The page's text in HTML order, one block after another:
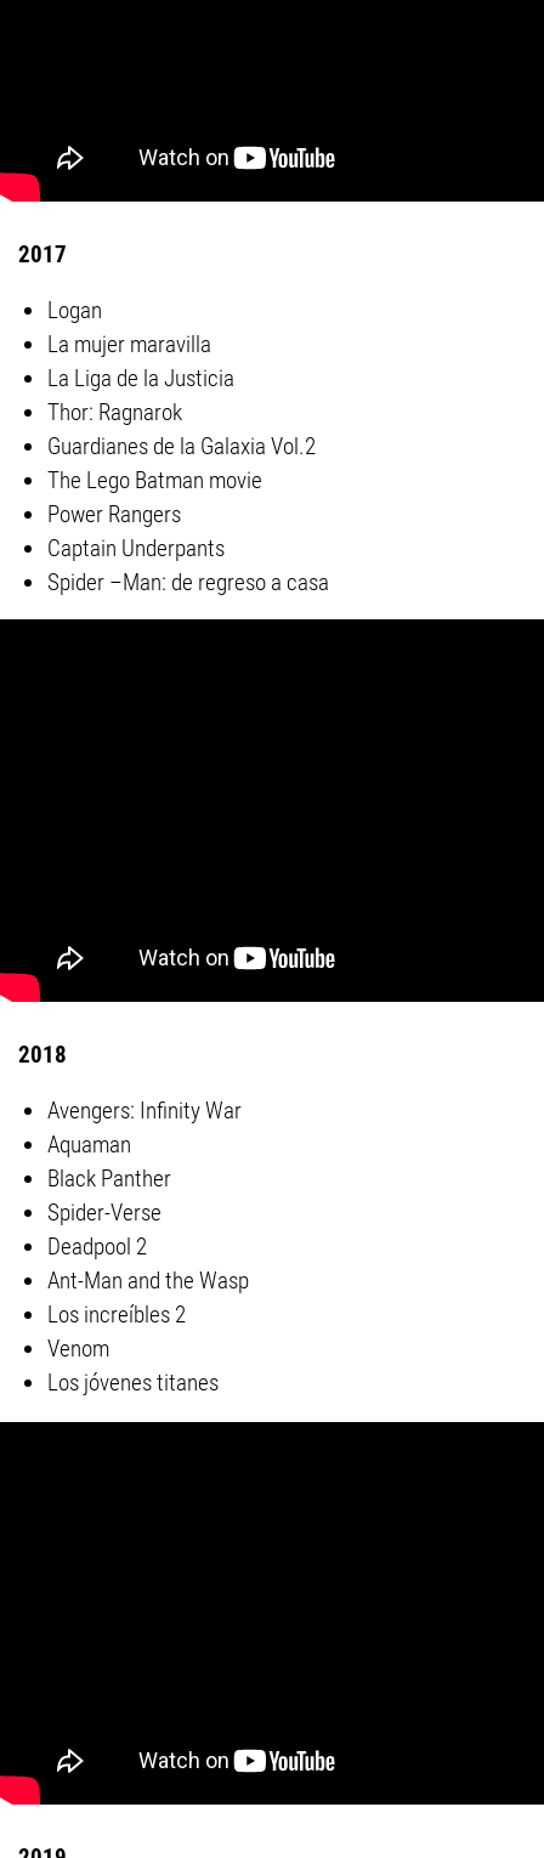
2017
Logan
La mujer maravilla
La Liga de la Justicia
Thor: Ragnarok
Guardianes de la Galaxia Vol.2
The Lego Batman movie
Power Rangers
Captain Underpants
Spider –Man: de regreso a casa
2018
Avengers: Infinity War
Aquaman
Black Panther
Spider-Verse
Deadpool 2
Ant-Man and the Wasp
Los increíbles 2
Venom
Los jóvenes titanes